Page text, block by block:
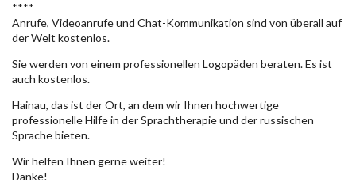
****
Anrufe, Videoanrufe und Chat-Kommunikation sind von überall auf
der Welt kostenlos.
Sie werden von einem professionellen Logopäden beraten. Es ist
auch kostenlos.
Hainau, das ist der Ort, an dem wir Ihnen hochwertige
professionelle Hilfe in der Sprachtherapie und der russischen
Sprache bieten.
Wir helfen Ihnen gerne weiter!
Danke!